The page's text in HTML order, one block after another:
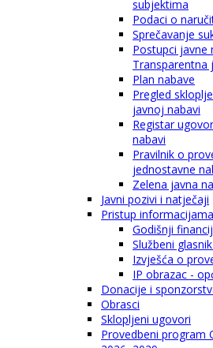
subjektima
Podaci o
Sprečavanje
Postupci javne
Transparentna
Plan nabave
Pregled
javnoj nabavi
Registar
nabavi
Pravilnik o
jednostavne
Zelena javna
Javni pozivi i natječaji
Pristup informacijama
Godišnji
Službeni
Izvješća o
IP obrazac -
Donacije i
Obrasci
Sklopljeni ugovori
Provedbeni program